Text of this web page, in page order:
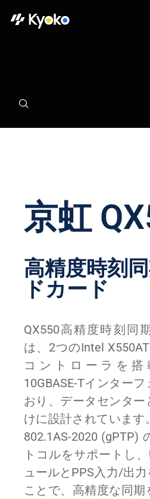
京虹
高精度時刻
ドカード
QX550高精度時刻同
は、2つのIntel
コントローラを
10GBASE-Tインター
おり、データセンター
けに設計されています
802.1AS-2020 (gPTP)
トコルをサポートし
ュールとPPS入力/出
ことで、高精度な同期